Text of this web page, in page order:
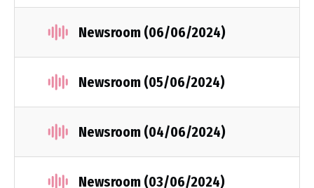
Newsroom (06/06/2024)
Newsroom (05/06/2024)
Newsroom (04/06/2024)
Newsroom (03/06/2024)